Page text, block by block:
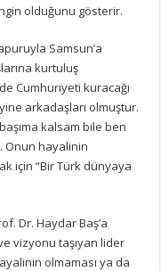
olduğunu gösterir.
Samsun’a
kurtuluş
Cumhuriyeti kuracağı
arkadaşları olmuştur.
kalsam bile ben
Onun hayalinin
için “Bir Türk dünyaya
Dr. Haydar Baş’a
vizyonu taşıyan lider
olmaması ya da